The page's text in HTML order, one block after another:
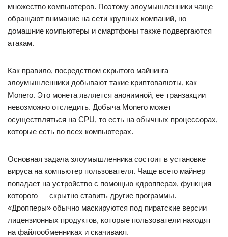
множество компьютеров. Поэтому злоумышленники чаще
обращают внимание на сети крупных компаний, но
домашние компьютеры и смартфоны также подвергаются
атакам.
Как правило, посредством скрытого майнинга
злоумышленники добывают такие криптовалюты, как
Monero. Это монета является анонимной, ее транзакции
невозможно отследить. Добыча Monero может
осуществляться на CPU, то есть на обычных процессорах,
которые есть во всех компьютерах.
Основная задача злоумышленника состоит в установке
вируса на компьютер пользователя. Чаще всего майнер
попадает на устройство с помощью «дроппера», функция
которого — скрытно ставить другие программы.
«Дропперы» обычно маскируются под пиратские версии
лицензионных продуктов, которые пользователи находят
на файлообменниках и скачивают.